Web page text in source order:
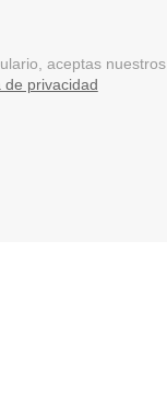
aceptas nuestros
de privacidad